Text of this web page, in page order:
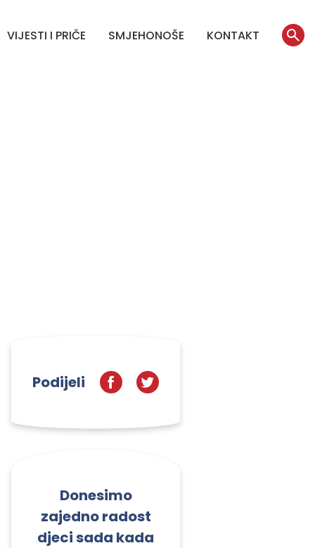
VIJESTI I PRIČE SMJEHONOŠE KONTAKT
Podijeli
Donesimo
zajedno radost
djeci sada kada